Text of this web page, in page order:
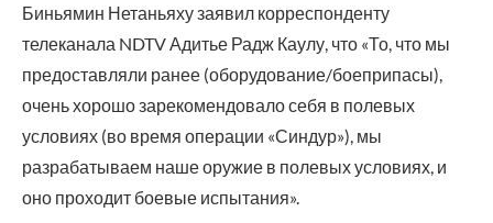
Биньямин Нетаньяху заявил корреспонденту
телеканала NDTV Адитье Радж Каулу, что «То, что мы
предоставляли ранее (оборудование/боеприпасы),
очень хорошо зарекомендовало себя в полевых
условиях (во время операции «Синдур»), мы
разрабатываем наше оружие в полевых условиях, и
оно проходит боевые испытания».